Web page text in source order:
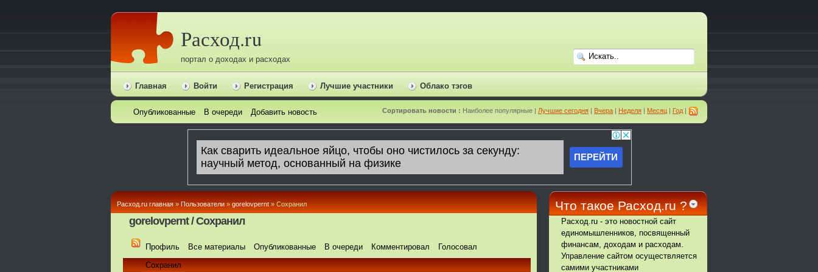
Расход.ru
портал о доходах и расходах
Главная Войти Регистрация Лучшие участники Облако тэгов
Сортировать новости : Наиболее популярные | Лучшие сегодня | Вчера | Неделя | Месяц | Год |
Опубликованные В очереди Добавить новость
Расход.ru главная » Пользователи » gorelovpernt » Сохранил
gorelovpernt / Сохранил
Профиль Все материалы Опубликованные В очереди Комментировал
Голосовал
Сохранил
Что такое Расход.ru ?
Расход.ru - это новостной сайт
единомышленников, посвященный
финансам, доходам и расходам.
Управление сайтом осуществляется
самими участниками